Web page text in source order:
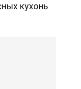
кухонь